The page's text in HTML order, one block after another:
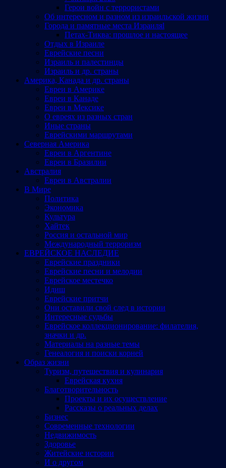
Герои войн с террористами
Об интересном и разном из израильской жизни
Города и памятные места Израиляl
Петах-Тиква: прошлое и настоящее
Отдых в Израиле
Еврейские песни
Израиль и палестинцы
Израиль и др. страны
Америка, Канада и др. страны
Евреи в Америке
Евреи в Канаде
Евреи в Мексике
О евреях из разных стран
Иные страны
Еврейскими маршрутами
Северная Америка
Евреи в Аргентине
Евреи в Бразилии
Австралия
Евреи в Австралии
В Мире
Политика
Экономика
Культура
Хайтек
Россия и остальной мир
Международный терроризм
ЕВРЕЙСКОЕ НАСЛЕДИЕ
Еврейские праздники
Еврейские песни и мелодии
Еврейское местечко
Идиш
Еврейские притчи
Они оставили свой след в истории
Интересные судьбы
Еврейское коллекционирование: филателия,
значки и др.
Материалы на разные темы
Генеалогия и поиски корней
Образ жизни
Туризм, путешествия и кулинария
Еврейская кухня
Благотворительность
Проекты и их осуществление
Рассказы о реальных делах
Бизнес
Современные технологии
Недвижимость
Здоровье
Житейские истории
И о другом